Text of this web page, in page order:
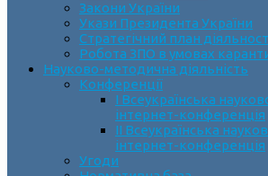
Закони України
Укази Президента України
Стратегічний план
Робота ЗПО в умовах
Науково-методична діяльність
Конференції
І Всеукраїнська
інтернет-конференція
ІІ Всеукраїнська
інтернет-конференція
Угоди